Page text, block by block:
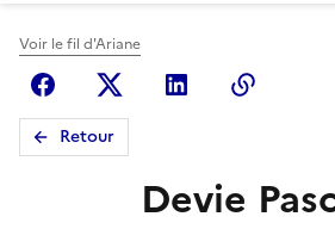
Voir le fil d'Ariane
FacebookX (anciennement
Linkedin
Retour
Devie